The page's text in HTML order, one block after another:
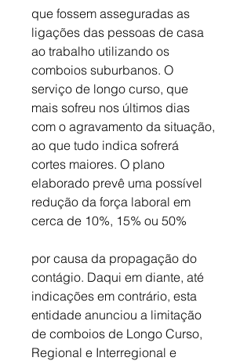
que fossem asseguradas as
ligações das pessoas de casa
ao trabalho utilizando os
comboios suburbanos. O
serviço de longo curso, que
mais sofreu nos últimos dias
com o agravamento da situação,
ao que tudo indica sofrerá
cortes maiores. O plano
elaborado prevê uma possível
redução da força laboral em
cerca de 10%, 15% ou 50%
por causa da propagação do
contágio. Daqui em diante, até
indicações em contrário, esta
entidade anunciou a limitação
de comboios de Longo Curso,
Regional e Interregional e